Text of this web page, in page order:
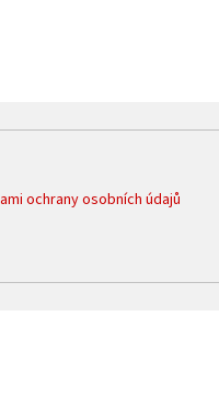
ochrany osobních údajů